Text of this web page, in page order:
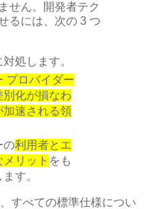
せん。開発者テク
るには、次の 3 つ
処します。
プロバイダー
化が損なわ
加速される領
の利用者とエ
リット をも
す。
すべての標準仕様につい